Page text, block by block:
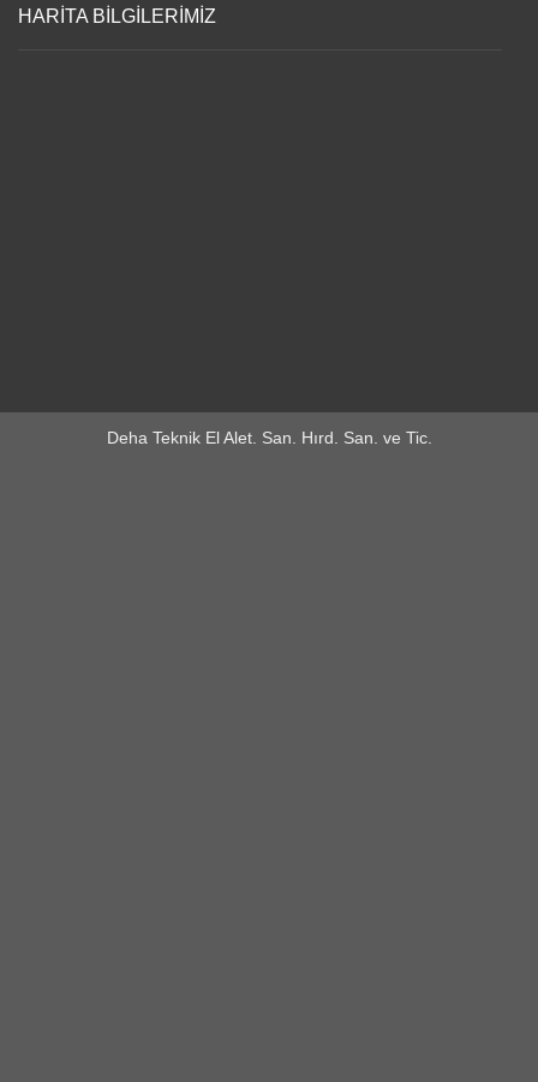
HARİTA BİLGİLERİMİZ
Deha Teknik El Alet. San. Hırd. San. ve Tic.